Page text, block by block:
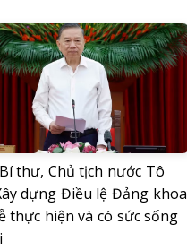
thư, Chủ tịch nước Tô
dựng Điều lệ Đảng khoa
thực hiện và có sức sống